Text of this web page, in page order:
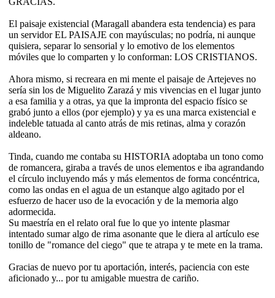
El paisaje existencial (Maragall abandera esta tendencia) es para
un servidor EL PAISAJE con mayúsculas; no podría, ni aunque
quisiera, separar lo sensorial y lo emotivo de los elementos
móviles que lo comparten y lo conforman: LOS CRISTIANOS.
Ahora mismo, si recreara en mi mente el paisaje de Artejeves no
sería sin los de Miguelito Zarazá y mis vivencias en el lugar junto
a esa familia y a otras, ya que la impronta del espacio físico se
grabó junto a ellos (por ejemplo) y ya es una marca existencial e
indeleble tatuada al canto atrás de mis retinas, alma y corazón
aldeano.
Tinda, cuando me contaba su HISTORIA adoptaba un tono como
de romancera, giraba a través de unos elementos e iba agrandando
el círculo incluyendo más y más elementos de forma concéntrica,
como las ondas en el agua de un estanque algo agitado por el
esfuerzo de hacer uso de la evocación y de la memoria algo
adormecida.
Su maestría en el relato oral fue lo que yo intente plasmar
intentado sumar algo de rima asonante que le diera al artículo ese
tonillo de "romance del ciego" que te atrapa y te mete en la trama.
Gracias de nuevo por tu aportación, interés, paciencia con este
aficionado y... por tu amigable muestra de cariño.